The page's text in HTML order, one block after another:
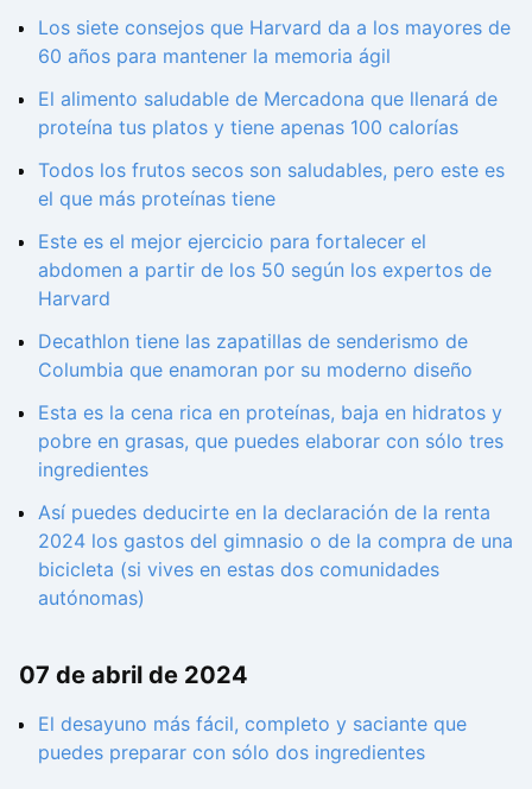
Los siete consejos que Harvard da a los mayores de
60 años para mantener la memoria ágil
El alimento saludable de Mercadona que llenará de
proteína tus platos y tiene apenas 100 calorías
Todos los frutos secos son saludables, pero este es
el que más proteínas tiene
Este es el mejor ejercicio para fortalecer el
abdomen a partir de los 50 según los expertos de
Harvard
Decathlon tiene las zapatillas de senderismo de
Columbia que enamoran por su moderno diseño
Esta es la cena rica en proteínas, baja en hidratos y
pobre en grasas, que puedes elaborar con sólo tres
ingredientes
Así puedes deducirte en la declaración de la renta
2024 los gastos del gimnasio o de la compra de una
bicicleta (si vives en estas dos comunidades
autónomas)
07 de abril de 2024
El desayuno más fácil, completo y saciante que
puedes preparar con sólo dos ingredientes